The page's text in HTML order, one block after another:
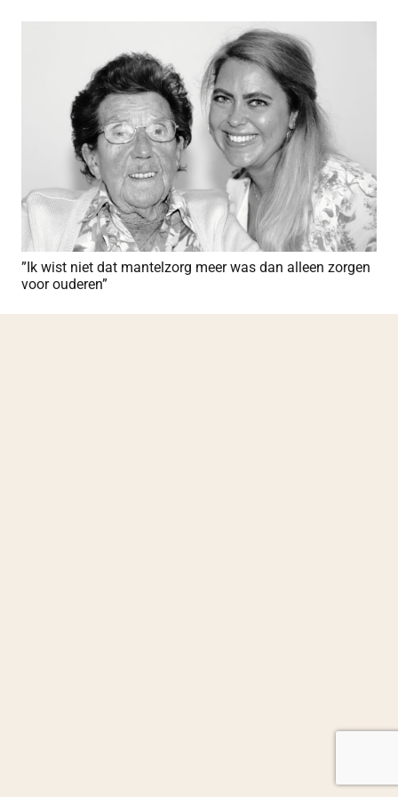
”Ik wist niet dat mantelzorg meer was dan alleen zorgen
voor ouderen”